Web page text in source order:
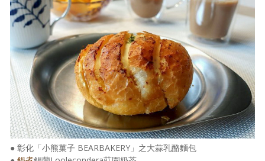
● 彰化「小熊菓子 BEARBAKERY」之大蒜乳酪麵包